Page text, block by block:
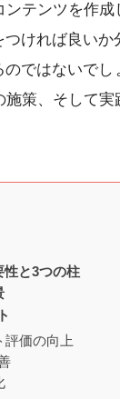
テンツを作
ければ良い
ではないで
策、そして
性と3つの柱
評価の向上